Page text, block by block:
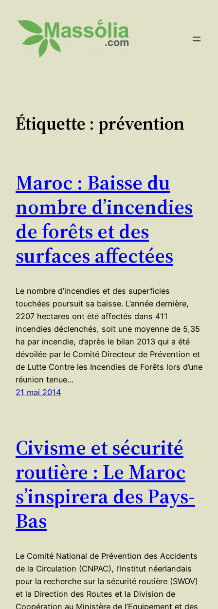
contenu
Étiquette : prévention
Maroc : Baisse du
nombre d’incendies
de forêts et des
surfaces affectées
Le nombre d’incendies et des superficies
touchées poursuit sa baisse. L’année dernière,
2207 hectares ont été affectés dans 411
incendies déclenchés, soit une moyenne de 5,35
ha par incendie, d’après le bilan 2013 qui a été
dévoilée par le Comité Directeur de Prévention et
de Lutte Contre les Incendies de Forêts lors d’une
réunion tenue…
21 mai 2014
Civisme et sécurité
routière : Le Maroc
s’inspirera des Pays-
Bas
Le Comité National de Prévention des Accidents
de la Circulation (CNPAC), l’Institut néerlandais
pour la recherche sur la sécurité routière (SWOV)
et la Direction des Routes et la Division de
Coopération au Ministère de l’Equipement et des